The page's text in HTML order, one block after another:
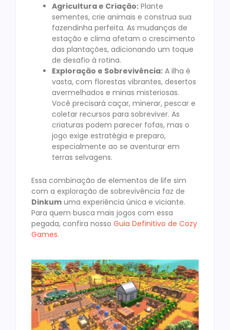
Agricultura e Criação: Plante
sementes, crie animais e construa sua
fazendinha perfeita. As mudanças de
estação e clima afetam o crescimento
das plantações, adicionando um toque
de desafio à rotina.
Exploração e Sobrevivência: A ilha é
vasta, com florestas vibrantes, desertos
avermelhados e minas misteriosas.
Você precisará caçar, minerar, pescar e
coletar recursos para sobreviver. As
criaturas podem parecer fofas, mas o
jogo exige estratégia e preparo,
especialmente ao se aventurar em
terras selvagens.
Essa combinação de elementos de life sim
com a exploração de sobrevivência faz de
Dinkum uma experiência única e viciante.
Para quem busca mais jogos com essa
pegada, confira nosso Guia Definitivo de Cozy
Games.